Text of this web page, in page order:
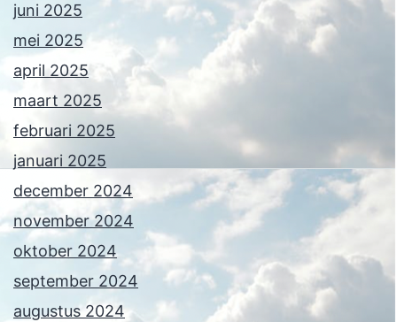
juni 2025
mei 2025
april 2025
maart 2025
februari 2025
januari 2025
december 2024
november 2024
oktober 2024
september 2024
augustus 2024